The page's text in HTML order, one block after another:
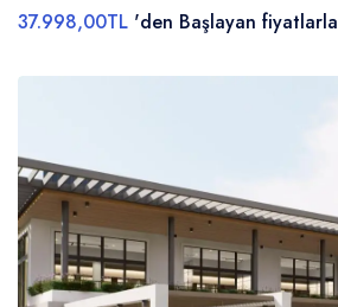
37.998,00TL 'den Başlayan fiyatlarla